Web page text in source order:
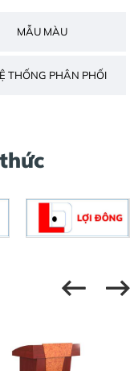
MẪU MÀU
THỐNG PHÂN PHỐI